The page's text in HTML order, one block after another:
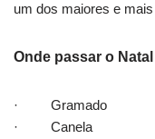
um dos maiores e
Onde passar o Natal
· Gramado
· Canela